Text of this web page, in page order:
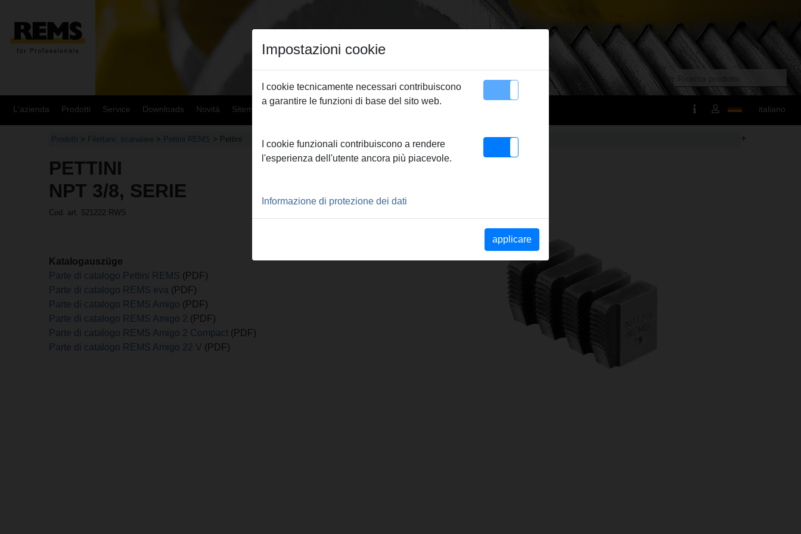
L'azienda Prodotti Service Downloads Novità Sitemap italiano
Prodotti > Filettare, scanalare > Pettini REMS > Pettini +
PETTINI
NPT 3/8, SERIE
Cod. art. 521222 RWS
Katalogauszüge
Parte di catalogo Pettini REMS (PDF)
Parte di catalogo REMS eva (PDF)
Parte di catalogo REMS Amigo (PDF)
Parte di catalogo REMS Amigo 2 (PDF)
Parte di catalogo REMS Amigo 2 Compact (PDF)
Parte di catalogo REMS Amigo 22 V (PDF)
Impostazioni cookie
I cookie tecnicamente necessari contribuiscono
a garantire le funzioni di base del sito web.
I cookie funzionali contribuiscono a rendere
l'esperienza dell'utente ancora più piacevole.
Informazione di protezione dei dati
applicare